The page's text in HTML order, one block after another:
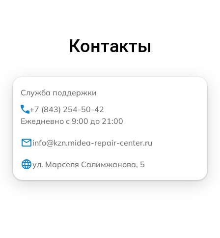
Контакты
Служба поддержки
+7 (843) 254-50-42
Ежедневно с 9:00 до 21:00
info@kzn.midea-repair-center.ru
ул. Марселя Салимжанова, 5